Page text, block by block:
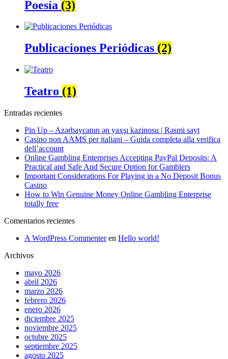
Poesía (3)
Publicaciones Periódicas (2)
Teatro (1)
Entradas recientes
Pin Up – Azərbaycanın ən yaxşı kazinosu | Rəsmi sayt
Casino non AAMS per italiani – Guida completa alla verifica
dell’account
Online Gambling Enterprises Accepting PayPal Deposits: A
Practical and Safe And Secure Option for Gamblers
Important Considerations For Playing in a No Deposit Bonus
Casino
How to Win Genuine Money Online Gambling Enterprise
totally free
Comentarios recientes
A WordPress Commenteren Hello world!
Archivos
mayo 2026
abril 2026
marzo 2026
febrero 2026
enero 2026
diciembre 2025
noviembre 2025
octubre 2025
septiembre 2025
agosto 2025